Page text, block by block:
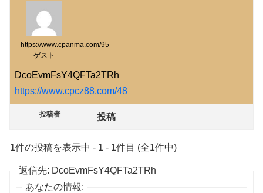
https://www.cpanma.com/95
ゲスト
DcoEvmFsY4QFTa2TRh
https://www.cpcz88.com/48
投稿者 投稿
1件の投稿を表示中 - 1 - 1件目 (全1件中)
返信先: DcoEvmFsY4QFTa2TRh
あなたの情報: